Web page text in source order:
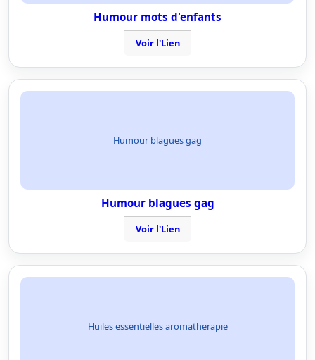
Humour mots d'enfants
Voir l'Lien
Humour blagues gag
Humour blagues gag
Voir l'Lien
Huiles essentielles aromatherapie